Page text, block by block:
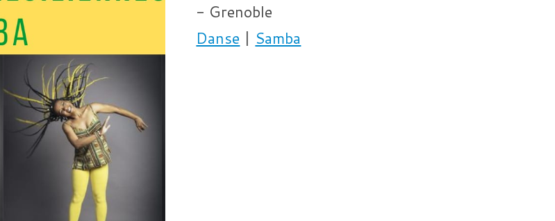
- Grenoble
Danse | Samba